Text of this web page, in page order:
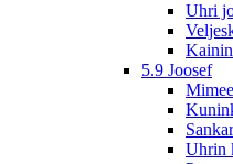
Uhri
5.9 Joosef
Uhrin